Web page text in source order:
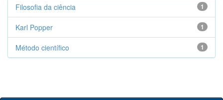
1
Filosofia da ciência
1
Karl Popper
1
Método científico